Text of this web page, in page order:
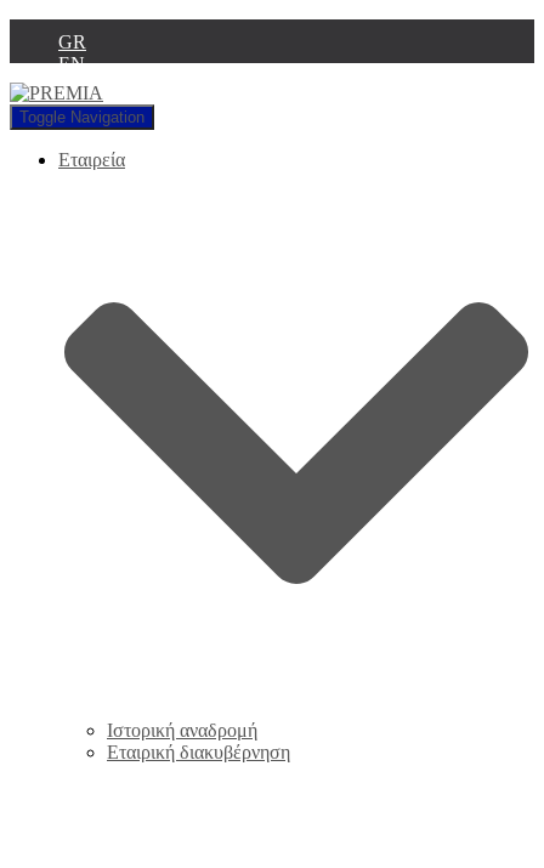
GR
EN
Toggle Navigation
Εταιρεία
Ιστορική αναδρομή
Εταιρική διακυβέρνηση